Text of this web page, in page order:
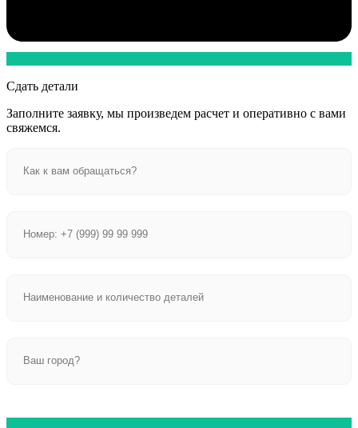
Сдать детали
Заполните заявку, мы произведем расчет и оперативно с вами
свяжемся.